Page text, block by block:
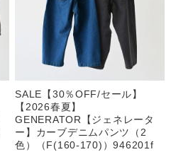
SALE【30％OFF/セール】
【2026春夏】
GENERATOR【ジェネレータ
ー】カーブデニムパンツ（2
色）（F(160-170)）946201f